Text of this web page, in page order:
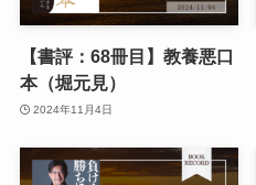
【書評：68冊目】教養悪口
本（堀元見）
2024年11月4日